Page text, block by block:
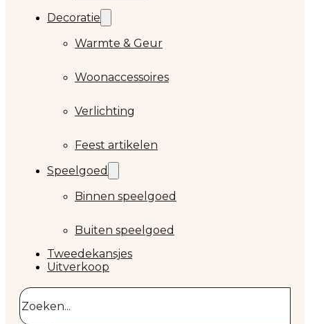
Decoratie
Warmte & Geur
Woonaccessoires
Verlichting
Feest artikelen
Speelgoed
Binnen speelgoed
Buiten speelgoed
Tweedekansjes
Uitverkoop
Zoeken